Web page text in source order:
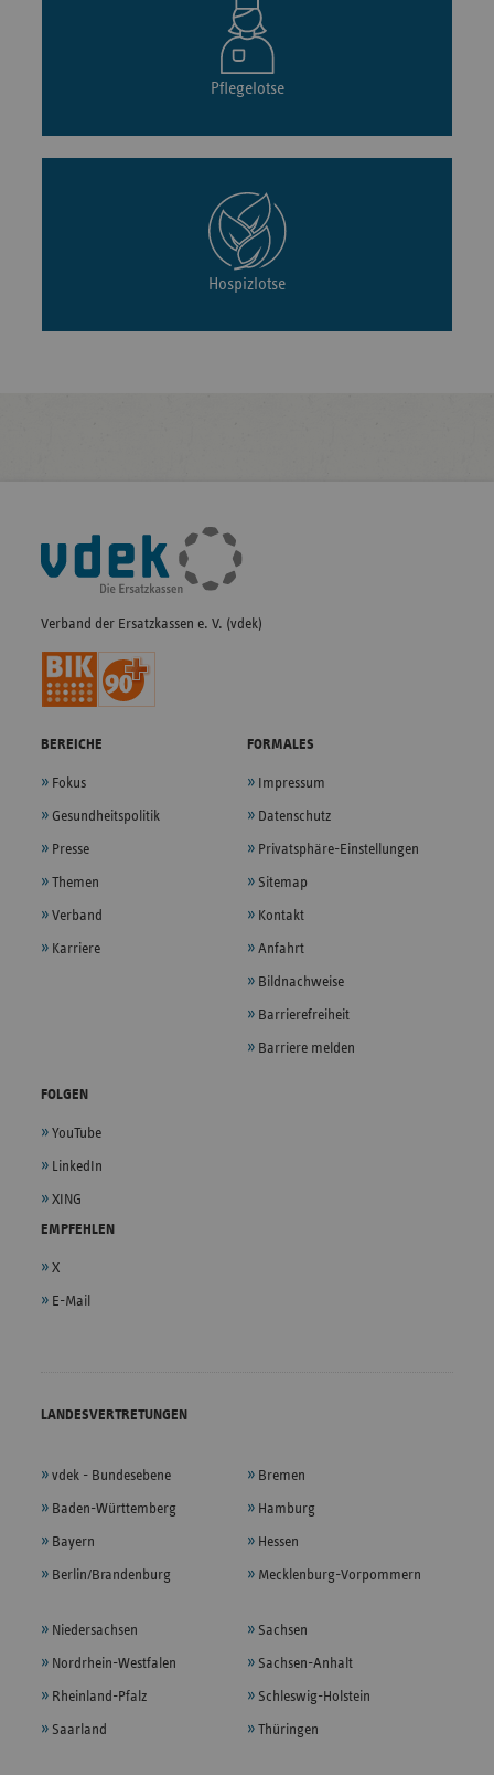
Pflegelotse
Hospizlotse
Fußleisten-
Navigation
Verband der Ersatzkassen e. V. (vdek)
BEREICHE
Fokus
Gesundheitspolitik
Presse
Themen
Verband
Karriere
FORMALES
Impressum
Datenschutz
Privatsphäre-Einstellungen
Sitemap
Kontakt
Anfahrt
Bildnachweise
Barrierefreiheit
Barriere melden
FOLGEN
YouTube
LinkedIn
XING
EMPFEHLEN
X
E-Mail
LANDESVERTRETUNGEN
vdek - Bundesebene
Baden-Württemberg
Bayern
Berlin/Brandenburg
Bremen
Hamburg
Hessen
Mecklenburg-Vorpommern
Niedersachsen
Nordrhein-Westfalen
Rheinland-Pfalz
Saarland
Sachsen
Sachsen-Anhalt
Schleswig-Holstein
Thüringen